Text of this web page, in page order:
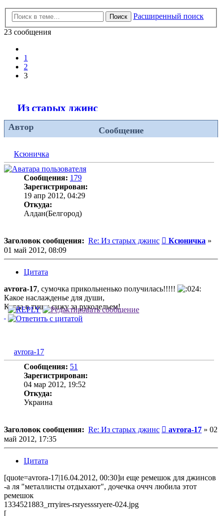
Поиск
Расширенный поиск
23 сообщения
1
2
3
Из старых джинс
Автор Сообщение
Ксюничка
Сообщения: 179
Зарегистрирован:
19 апр 2012, 04:29
Откуда:
Алдан(Белгород)
Заголовок сообщения: Re: Из старых джинс Сообщение
Ксюничка »
01 май 2012, 08:09
Цитата
avrora-17, сумочка прикольненько получилась!!!!!
Какое наслажденье для души,
Когда в тиши сижу за рукодельем!
avrora-17
Сообщения: 51
Зарегистрирован:
04 мар 2012, 19:52
Откуда:
Украина
Заголовок сообщения: Re: Из старых джинс Сообщение
avrora-17 » 02
май 2012, 17:35
Цитата
[quote=avrora-17|16.04.2012, 00:30]и еще ремешок для джинсов
-а ля "металлисты отдыхают", дочечка оччч любила этот
ремешок
1334521883_rrryires-rsryesssryere-024.jpg
[